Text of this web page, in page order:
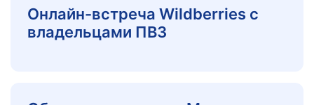
Онлайн-встреча Wildberries с
владельцами ПВЗ